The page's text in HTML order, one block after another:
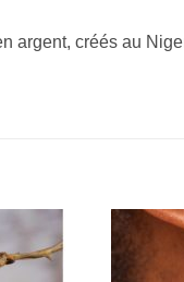
créés au